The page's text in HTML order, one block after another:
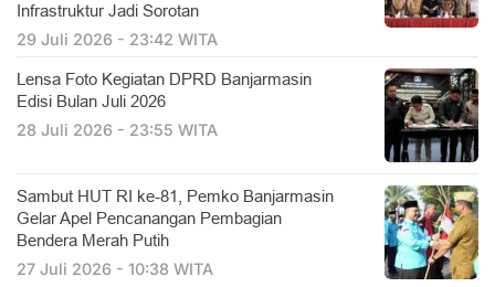
Infrastruktur Jadi Sorotan
29 Juli 2026 - 23:42 WITA
Lensa Foto Kegiatan DPRD Banjarmasin
Edisi Bulan Juli 2026
28 Juli 2026 - 23:55 WITA
Sambut HUT RI ke-81, Pemko Banjarmasin
Gelar Apel Pencanangan Pembagian
Bendera Merah Putih
27 Juli 2026 - 10:38 WITA